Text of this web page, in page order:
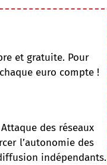
et gratuite. Pour
euro compte !
des réseaux
l’autonomie des
indépendants.